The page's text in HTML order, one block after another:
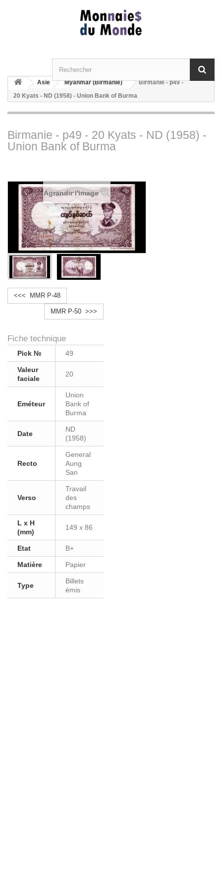
Asie Myanmar (Birmanie)
Birmanie - p49 -
20 Kyats - ND (1958) - Union Bank of Burma
Birmanie - p49 - 20 Kyats - ND (1958) -
Union Bank of Burma
Agrandir l'image
<<< MMR P-48
MMR P-50 >>>
Fiche technique
Pick № 49
Valeur
faciale
20
Eméteur
Union
Bank of
Burma
Date
ND
(1958)
Recto
General
Aung
San
Verso
Travail
des
champs
L x H
(mm)
149 x 86
Etat B+
Matière Papier
Type
Billets
émis